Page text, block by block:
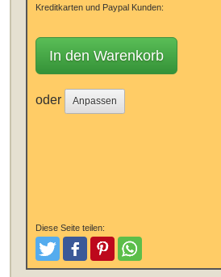
Kreditkarten und Paypal Kunden:
In den Warenkorb
oder Anpassen
Diese Seite teilen:
TweetenPostenPinterestTeilen